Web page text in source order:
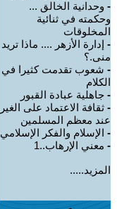
- وحدانية الخالق ...
وحكمته في ثنائية
المخلوقات
- إدارة الأزهر .... ماذا تريد
منى.؟
- شعوب تقدمت كثيرا في
الكلام
- جاهلية عبادة القبور
- ثقافة الاعتماد على الغير
عند معظم المسلمين
- الإسلام والفكر الإسلامي
- معني الإرهاب..1
المزيد.....